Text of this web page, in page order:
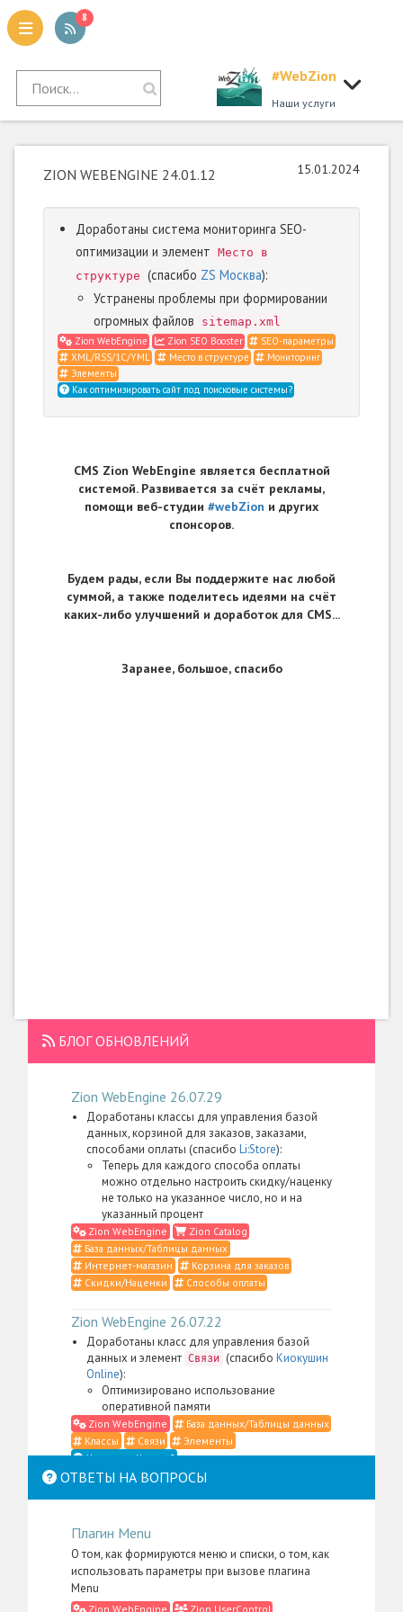
8
#WebZion
Наши услуги
ZION WEBENGINE 24.01.12 15.01.2024
Доработаны система мониторинга SEO-
оптимизации и элемент Место в
структуре (спасибо ZS Москва):
Устранены проблемы при формировании
огромных файлов
sitemap.xml
Zion WebEngine Zion SEO Booster
SEO-параметры
XML/RSS/1С/YML
Место в структуре
Мониторинг
Элементы
Как оптимизировать сайт под поисковые системы?
CMS Zion WebEngine является бесплатной
системой. Развивается за счёт рекламы,
помощи веб-студии #webZion и других
спонсоров.
Будем рады, если Вы поддержите нас любой
суммой, а также поделитесь идеями на счёт
каких-либо улучшений и доработок для CMS...
Заранее, большое, спасибо
БЛОГ ОБНОВЛЕНИЙ
Zion WebEngine 26.07.29
Доработаны классы для управления базой
данных, корзиной для заказов, заказами,
способами оплаты (спасибо Li:Store):
Теперь для каждого способа оплаты
можно отдельно настроить скидку/наценку
не только на указанное число, но и на
указанный процент
Zion WebEngine
Zion Catalog
База данных/Таблицы данных
Интернет-магазин
Корзина для заказов
Скидки/Наценки
Способы оплаты
Zion WebEngine 26.07.22
Доработаны класс для управления базой
данных и элемент Связи (спасибо Киокушин
Online):
Оптимизировано использование
оперативной памяти
Zion WebEngine
База данных/Таблицы данных
Классы
Связи
Элементы
Что такое Классы?
Zion WebEngine 26.07.21
контентом, элемент
меню администратора для пакета Zion
, а также административные
скрипты и CSS-определения (спасибо
ОТВЕТЫ НА ВОПРОСЫ
Плагин Menu
О том, как формируются меню и списки, о том, как
использовать параметры при вызове плагина
Menu
Zion WebEngine Zion UserControl